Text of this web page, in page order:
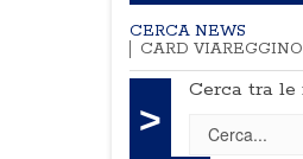
CERCA NEWS
CARD VIAREGGINO
>
Cerca tra le